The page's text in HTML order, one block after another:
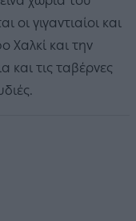
οι γιγαντιαίοι και
Χαλκί και την
και τις ταβέρνες